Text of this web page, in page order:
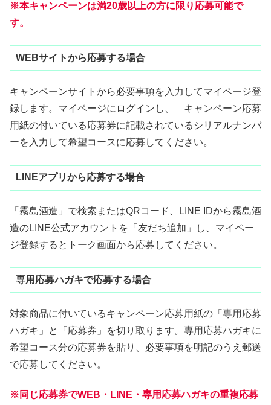
※本キャンペーンは満20歳以上の方に限り応募可能で
す。
WEBサイトから応募する場合
キャンペーンサイトから必要事項を入力してマイページ登
録します。マイページにログインし、 キャンペーン応募
用紙の付いている応募券に記載されているシリアルナンバ
ーを入力して希望コースに応募してください。
LINEアプリから応募する場合
「霧島酒造」で検索またはQRコード、LINE IDから霧島酒
造のLINE公式アカウントを「友だち追加」し、マイペー
ジ登録するとトーク画面から応募してください。
専用応募ハガキで応募する場合
対象商品に付いているキャンペーン応募用紙の「専用応募
ハガキ」と「応募券」を切り取ります。専用応募ハガキに
希望コース分の応募券を貼り、必要事項を明記のうえ郵送
で応募してください。
※同じ応募券でWEB・LINE・専用応募ハガキの重複応募